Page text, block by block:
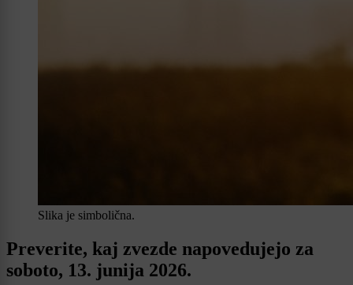
Slika je simbolična.
Preverite, kaj zvezde napovedujejo za
soboto, 13. junija 2026.